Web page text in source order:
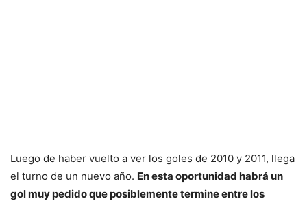
Luego de haber vuelto a ver los goles de 2010 y 2011, llega
el turno de un nuevo año. En esta oportunidad habrá un
gol muy pedido que posiblemente termine entre los